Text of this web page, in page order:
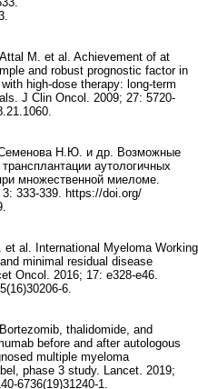
M. et al. Achievement of at
and robust prognostic factor in
high-dose therapy: long-term
J Clin Oncol. 2009; 27: 5720-
Н.Ю. и др. Возможные
аутологичных
множественной миеломе.
3: 333-339. https://doi.org/
al. International Myeloma Working
minimal residual disease
Oncol. 2016; 17: e328-e46.
6.
thalidomide, and
before and after autologous
multiple myeloma
phase 3 study. Lancet. 2019;
6736(19)31240-1.